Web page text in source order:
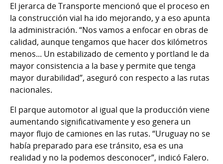
El jerarca de Transporte mencionó que el proceso en
la construcción vial ha ido mejorando, y a eso apunta
la administración. “Nos vamos a enfocar en obras de
calidad, aunque tengamos que hacer dos kilómetros
menos... Un estabilizado de cemento y portland le da
mayor consistencia a la base y permite que tenga
mayor durabilidad”, aseguró con respecto a las rutas
nacionales.
El parque automotor al igual que la producción viene
aumentando significativamente y eso genera un
mayor flujo de camiones en las rutas. “Uruguay no se
había preparado para ese tránsito, esa es una
realidad y no la podemos desconocer”, indicó Falero.